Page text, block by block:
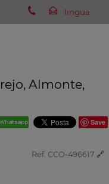
Almonte,
Save
Ref. CCO-496617 🔗